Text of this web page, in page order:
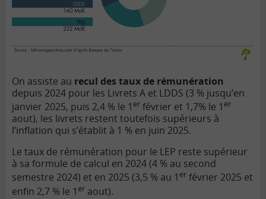
On assiste au recul des taux de rémunération
depuis 2024 pour les Livrets A et LDDS (3 % jusqu’en
janvier 2025, puis 2,4 % le 1 er février et 1,7% le 1 er
aout), les livrets restent toutefois supérieurs à
l’inflation qui s’établit à 1 % en juin 2025.
Le taux de rémunération pour le LEP reste supérieur
à sa formule de calcul en 2024 (4 % au second
semestre 2024) et en 2025 (3,5 % au 1 er février 2025 et
enfin 2,7 % le 1 er aout).